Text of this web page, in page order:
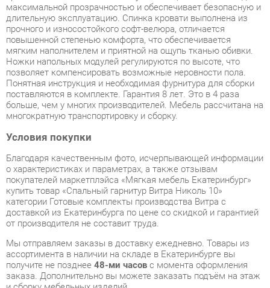
мягким наполнителем и приятной на ощупь тканью обивки.
Ножки напольных модулей регулируются по высоте, что
позволяет компенсировать возможные неровности пола.
Понятная инструкция и необходимая фурнитура для сборки
поставляются в комплекте. Гарантия 8 лет. Это в 4 раза
больше, чем у многих производителей. Мебель рассчитана на
многократную транспортировку и сборку.
Условия покупки
Благодаря качественным фото, исчерпывающей информации
о характеристиках и параметрах, а также отзывам
купить товар «Спальный гарнитур Витра Николь 10»
доставкой из Екатеринбурга по цене со скидкой и гарантией
от производителя не составит труда.
Мы отправляем заказы в доставку ежедневно. Товары из
ассортимента в наличии на складе в Екатеринбурге вы
получите не позднее48-ми часов с момента оформления
заказа. Дополнительно вы можете заказать подъём на этаж
и сборку мебельных изделий.
Срок доставки в другие регионы, и для товаров, находящихся
на складах производителей, рассчитывается индивидуально.
Уточнить наличие, срок и стоимость доставки вы можете
через формуобратной связи.